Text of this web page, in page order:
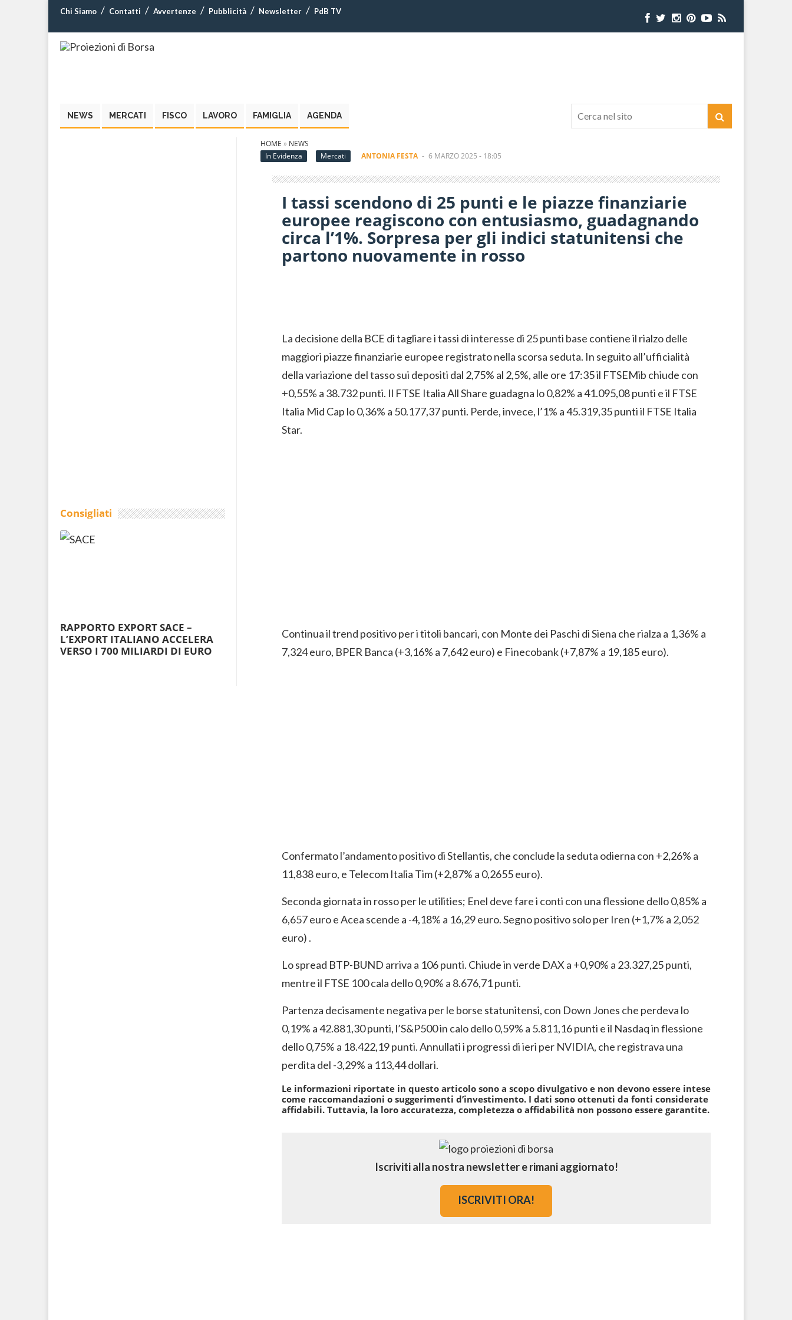
Chi Siamo Contatti Avvertenze Pubblicità Newsletter PdB TV
NEWS MERCATI FISCO LAVORO FAMIGLIA AGENDA
HOME » NEWS
In Evidenza
Mercati ANTONIA FESTA - 6 MARZO 2025 - 18:05
I tassi scendono di 25 punti e le piazze finanziarie
europee reagiscono con entusiasmo, guadagnando
circa l’1%. Sorpresa per gli indici statunitensi che
partono nuovamente in rosso
La decisione della BCE di tagliare i tassi di interesse di 25 punti base contiene il rialzo delle
maggiori piazze finanziarie europee registrato nella scorsa seduta. In seguito all’ufficialità
della variazione del tasso sui depositi dal 2,75% al 2,5%, alle ore 17:35 il FTSEMib chiude con
+0,55% a 38.732 punti. Il FTSE Italia All Share guadagna lo 0,82% a 41.095,08 punti e il FTSE
Italia Mid Cap lo 0,36% a 50.177,37 punti. Perde, invece, l’1% a 45.319,35 punti il FTSE Italia
Star.
Continua il trend positivo per i titoli bancari, con Monte dei Paschi di Siena che rialza a 1,36% a
7,324 euro, BPER Banca (+3,16% a 7,642 euro) e Finecobank (+7,87% a 19,185 euro).
Confermato l’andamento positivo di Stellantis, che conclude la seduta odierna con +2,26% a
11,838 euro, e Telecom Italia Tim (+2,87% a 0,2655 euro).
Seconda giornata in rosso per le utilities; Enel deve fare i conti con una flessione dello 0,85% a
6,657 euro e Acea scende a -4,18% a 16,29 euro. Segno positivo solo per Iren (+1,7% a 2,052
euro) .
Lo spread BTP-BUND arriva a 106 punti. Chiude in verde DAX a +0,90% a 23.327,25 punti,
mentre il FTSE 100 cala dello 0,90% a 8.676,71 punti.
Partenza decisamente negativa per le borse statunitensi, con Down Jones che perdeva lo
0,19% a 42.881,30 punti, l’S&P500 in calo dello 0,59% a 5.811,16 punti e il Nasdaq in flessione
dello 0,75% a 18.422,19 punti. Annullati i progressi di ieri per NVIDIA, che registrava una
perdita del -3,29% a 113,44 dollari.
Le informazioni riportate in questo articolo sono a scopo divulgativo e non devono essere intese
come raccomandazioni o suggerimenti d’investimento. I dati sono ottenuti da fonti considerate
affidabili. Tuttavia, la loro accuratezza, completezza o affidabilità non possono essere garantite.
Iscriviti alla nostra newsletter e rimani aggiornato!
ISCRIVITI ORA!
Consigliati
RAPPORTO EXPORT SACE –
L’EXPORT ITALIANO ACCELERA
VERSO I 700 MILIARDI DI EURO